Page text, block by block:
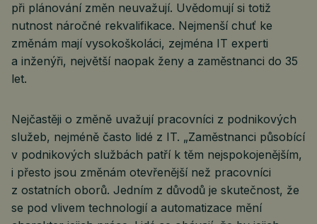
při plánování změn neuvažují. Uvědomují si totiž
nutnost náročné rekvalifikace. Nejmenší chuť ke
změnám mají vysokoškoláci, zejména IT experti
a inženýři, největší naopak ženy a zaměstnanci do 35
let.
Nejčastěji o změně uvažují pracovníci z podnikových
služeb, nejméně často lidé z IT. „Zaměstnanci působící
v podnikových službách patří k těm nejspokojenějším,
i přesto jsou změnám otevřenější než pracovníci
z ostatních oborů. Jedním z důvodů je skutečnost, že
se pod vlivem technologií a automatizace mění